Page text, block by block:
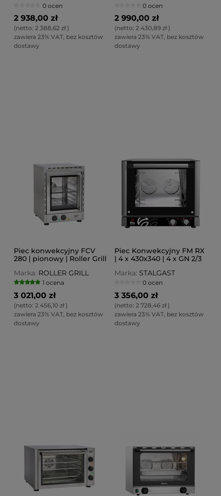
0 ocen
2 938,00 zł
(netto: 2 388,62 zł)
zawiera 23% VAT, bez kosztów
dostawy
0 ocen
2 990,00 zł
(netto: 2 430,89 zł)
zawiera 23% VAT, bez kosztów
dostawy
Piec konwekcyjny FCV
280 | pionowy | Roller Grill
Marka: ROLLER GRILL
1 ocena
3 021,00 zł
(netto: 2 456,10 zł)
zawiera 23% VAT, bez kosztów
dostawy
Piec Konwekcyjny FM RX
| 4 x 430x340 | 4 x GN 2/3
Marka: STALGAST
0 ocen
3 356,00 zł
(netto: 2 728,46 zł)
zawiera 23% VAT, bez kosztów
dostawy